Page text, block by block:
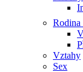
Vztahy
Sex